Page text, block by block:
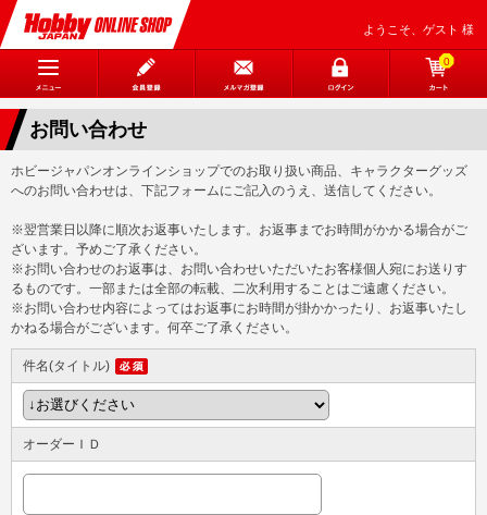
ようこそ、ゲスト 様
0
お問い合わせ
ホビージャパンオンラインショップでのお取り扱い商品、キャラクターグッズ
へのお問い合わせは、下記フォームにご記入のうえ、送信してください。
※翌営業日以降に順次お返事いたします。お返事までお時間がかかる場合がご
ざいます。予めご了承ください。
※お問い合わせのお返事は、お問い合わせいただいたお客様個人宛にお送りす
るものです。一部または全部の転載、二次利用することはご遠慮ください。
※お問い合わせ内容によってはお返事にお時間が掛かかったり、お返事いたし
かねる場合がございます。何卒ご了承ください。
件名(タイトル)
オーダーＩＤ